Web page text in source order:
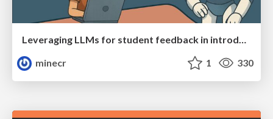
Leveraging LLMs for student feedback in introductory data science courses - posit::conf(2025)
minecr
1 330